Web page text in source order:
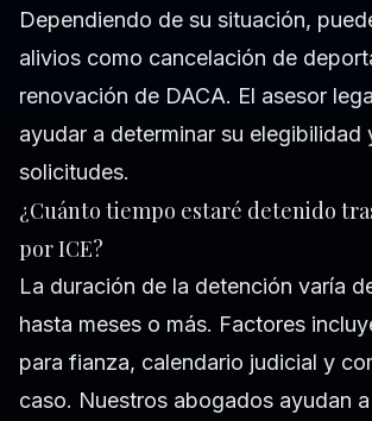
Dependiendo de su situación,
alivios como cancelación de
renovación de DACA. El asesor
ayudar a determinar su elegibilidad
solicitudes.
¿Cuánto tiempo estaré detenido
por ICE?
La duración de la detención varía
hasta meses o más. Factores
para fianza, calendario judicial y
caso. Nuestros abogados ayudan